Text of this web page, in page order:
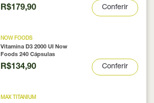
Cápsulas
R$179,90 Conferir
NOW FOODS
Vitamina D3 2000 UI Now
Foods 240 Cápsulas
R$134,90 Conferir
MAX TITANIUM